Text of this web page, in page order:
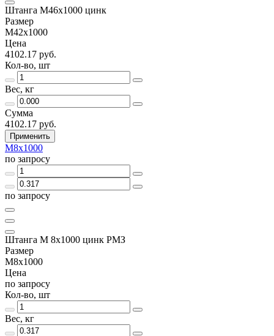
Штанга М46х1000 цинк
Размер
М42х1000
Цена
4102.17 руб.
Кол-во, шт
Вес, кг
Сумма
4102.17 руб.
Применить
М8х1000
по запросу
по запросу
Штанга М 8х1000 цинк РМЗ
Размер
М8х1000
Цена
по запросу
Кол-во, шт
Вес, кг